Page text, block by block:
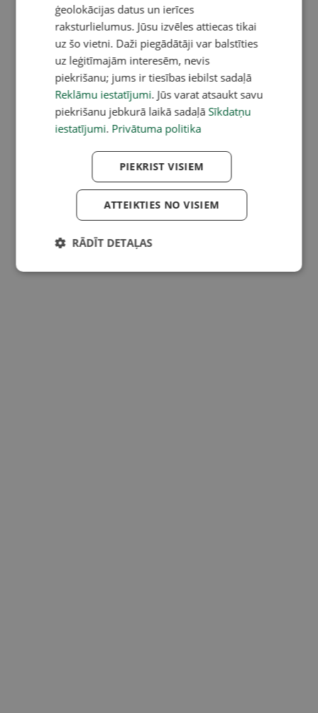
ģeolokācijas datus un ierīces
raksturlielumus. Jūsu izvēles attiecas tikai
uz šo vietni. Daži piegādātāji var balstīties
uz leģitīmajām interesēm, nevis
piekrišanu; jums ir tiesības iebilst sadaļā
Reklāmu iestatījumi. Jūs varat atsaukt savu
piekrišanu jebkurā laikā sadaļā Sīkdatņu
iestatījumi. Privātuma politika
PIEKRIST VISIEM
ATTEIKTIES NO VISIEM
RĀDĪT DETAĻAS